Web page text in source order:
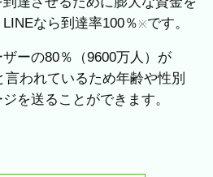
なら到達率100％※です。
ーの80％（9600万人）が
言われているため年齢や性別
を送ることができます。